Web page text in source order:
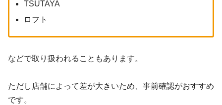
TSUTAYA
ロフト
などで取り扱われることもあります。
ただし店舗によって差が大きいため、事前確認がおすすめ
です。